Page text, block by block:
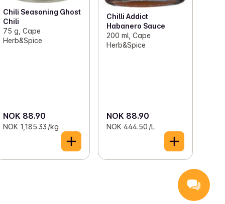
Chili Seasoning Ghost
Chili
75 g, Cape
Herb&Spice
NOK 88.90
NOK 1,185.33 /kg
Chilli Addict
Habanero Sauce
200 ml, Cape
Herb&Spice
NOK 88.90
NOK 444.50 /L